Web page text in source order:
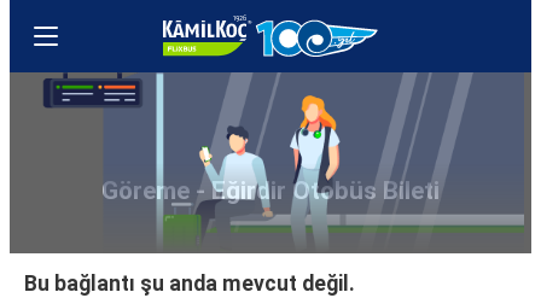
Göreme - Eğirdir Otobüs Bileti
Bu bağlantı şu anda mevcut değil.